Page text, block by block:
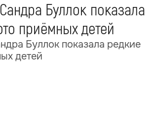
Буллок показала
приёмных детей
Буллок показала редкие
детей